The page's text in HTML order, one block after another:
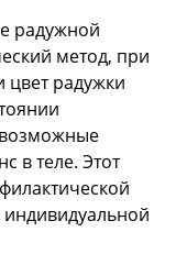
радужной
метод, при
цвет радужки
в теле. Этот